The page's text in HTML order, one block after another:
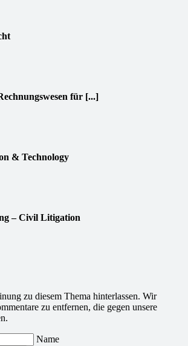
für [...]
& Technology
– Civil Litigation
zu diesem Thema hinterlassen. Wir
zu entfernen, die gegen unsere
Name